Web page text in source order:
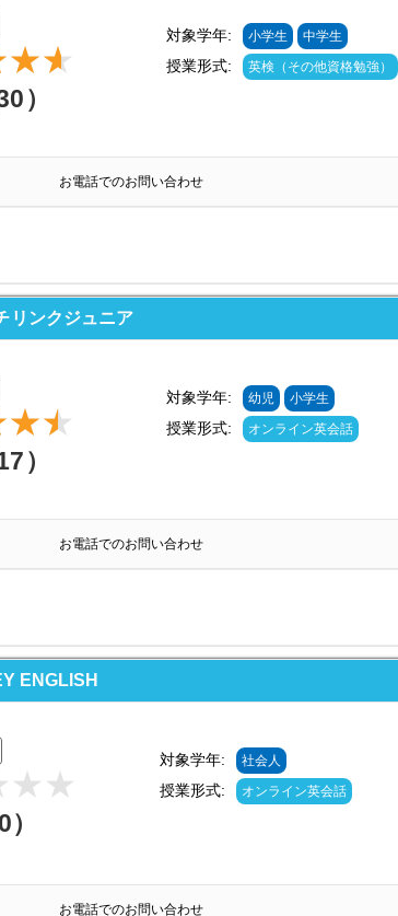
）
対象学年: 小学生 中学生
授業形式: 英検（その他資格勉強）
お電話でのお問い合わせ
リンクジュニア
）
対象学年: 幼児 小学生
授業形式: オンライン英会話
お電話でのお問い合わせ
ENGLISH
対象学年: 社会人
授業形式: オンライン英会話
お電話でのお問い合わせ